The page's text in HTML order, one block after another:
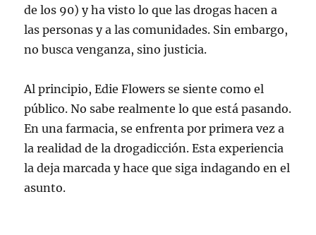
de los 90) y ha visto lo que las drogas hacen a
las personas y a las comunidades. Sin embargo,
no busca venganza, sino justicia.
Al principio, Edie Flowers se siente como el
público. No sabe realmente lo que está pasando.
En una farmacia, se enfrenta por primera vez a
la realidad de la drogadicción. Esta experiencia
la deja marcada y hace que siga indagando en el
asunto.